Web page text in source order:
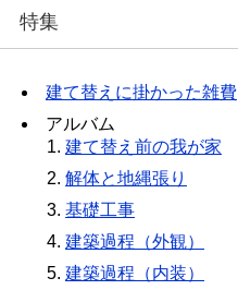
特集
建て替えに掛かった雑費
アルバム
建て替え前の我が家
解体と地縄張り
基礎工事
建築過程（外観）
建築過程（内装）